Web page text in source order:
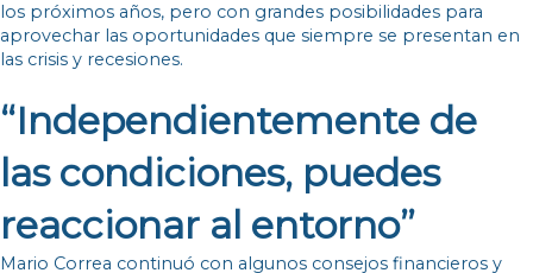
los próximos años, pero con grandes posibilidades para
aprovechar las oportunidades que siempre se presentan en
las crisis y recesiones.
“Independientemente de
las condiciones, puedes
reaccionar al entorno”
Mario Correa continuó con algunos consejos financieros y